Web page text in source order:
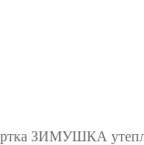
ЗИМУШКА